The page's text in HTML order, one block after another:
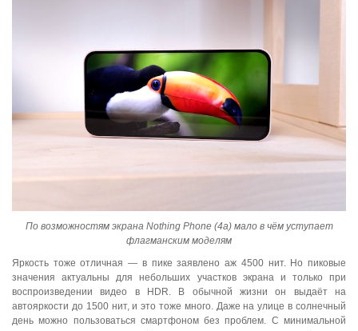
По возможностям экрана Nothing Phone (4a) мало в чём уступает
флагманским моделям
Яркость тоже отличная — в пике заявлено аж 4500 нит. Но пиковые
значения актуальны для небольших участков экрана и только при
воспроизведении видео в HDR. В обычной жизни он выдаёт на
автояркости до 1500 нит, и это тоже много. Даже на улице в солнечный
день можно пользоваться смартфоном без проблем. С минимальной